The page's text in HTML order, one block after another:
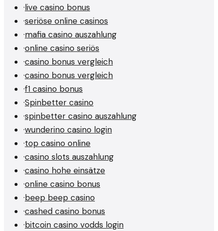
·live casino bonus
·seriöse online casinos
·mafia casino auszahlung
·online casino seriös
·casino bonus vergleich
·casino bonus vergleich
·f1 casino bonus
·Spinbetter casino
·spinbetter casino auszahlung
·wunderino casino login
·top casino online
·casino slots auszahlung
·casino hohe einsätze
·online casino bonus
·beep beep casino
·cashed casino bonus
·bitcoin casino vodds login